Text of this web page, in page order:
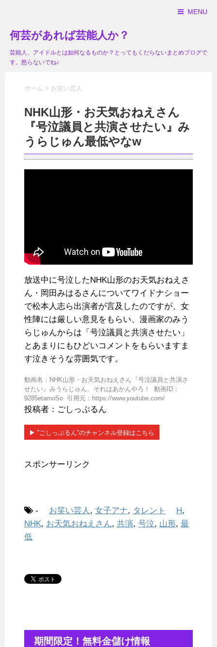
MENU
何芸があれば芸能人か？
芸能人、アイドルとは如何なるものか？とってもくだらないまとめブログで
す。怒らないでね♪
ホーム > お笑い芸人
NHK山形・お天気おねえさん
『号泣議員と共演させたい』み
うらじゅん最低やなw
放送中に号泣したNHK山形のお天気おねえさ
ん・岡田みはるさんについてワイドナショー
で松本人志ら出演者が言及したのですが、女
性陣には厳しい意見をもらい、漫画家のみう
らじゅんからは「号泣議員と共演させたい」
とあまりにもひどいコメントをもらいますま
す泣きそうな雰囲気です。
動画名：NHK山形・お天気おねえさん『号泣議員と共演さ
せたい』みうらじゅん、それはあかんやろ！ 動画ID：
9285etamoSo 引用元：https://www.youtube.com/
投稿者：ごしっぷるん
▶︎ ”ごしっぷるん”のチャンネル登録はこちら
スポンサーリンク
- お笑い芸人 , 女子アナ, タレント H,
NHK, お天気おねえさん, 共演, 号泣, 山形, 最
低
期間限定！無料金儲け情報